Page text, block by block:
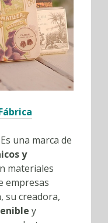
una marca de
y
materiales
empresas
su creadora,
y